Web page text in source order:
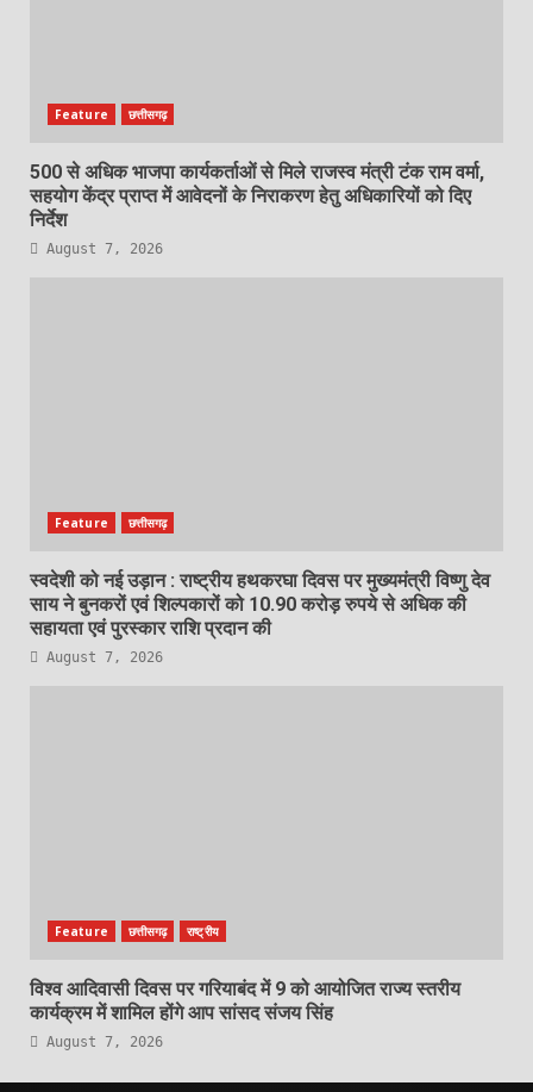
Feature छत्तीसगढ़
500 से अधिक भाजपा कार्यकर्ताओं से मिले राजस्व मंत्री टंक राम वर्मा,
सहयोग केंद्र प्राप्त में आवेदनों के निराकरण हेतु अधिकारियों को दिए
निर्देश
August 7, 2026
Feature छत्तीसगढ़
स्वदेशी को नई उड़ान : राष्ट्रीय हथकरघा दिवस पर मुख्यमंत्री विष्णु देव
साय ने बुनकरों एवं शिल्पकारों को 10.90 करोड़ रुपये से अधिक की
सहायता एवं पुरस्कार राशि प्रदान की
August 7, 2026
Feature छत्तीसगढ़ राष्ट्रीय
विश्व आदिवासी दिवस पर गरियाबंद में 9 को आयोजित राज्य स्तरीय
कार्यक्रम में शामिल होंगे आप सांसद संजय सिंह
August 7, 2026